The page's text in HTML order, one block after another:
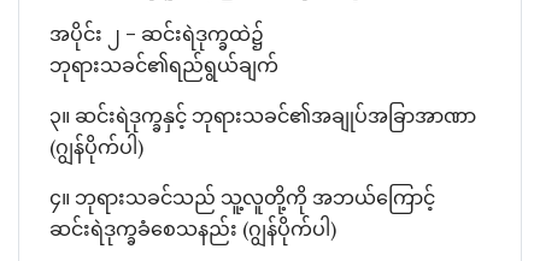
အပိုင်း ၂ – ဆင်းရဲဒုက္ခထဲ၌
ဘုရားသခင်၏ရည်ရွယ်ချက်
၃။ ဆင်းရဲဒုက္ခနှင့် ဘုရားသခင်၏အချုပ်အခြာအာဏာ
(ဂျွန်ပိုက်ပါ)
၄။ ဘုရားသခင်သည် သူ့လူတို့ကို အဘယ်ကြောင့်
ဆင်းရဲဒုက္ခခံစေသနည်း (ဂျွန်ပိုက်ပါ)